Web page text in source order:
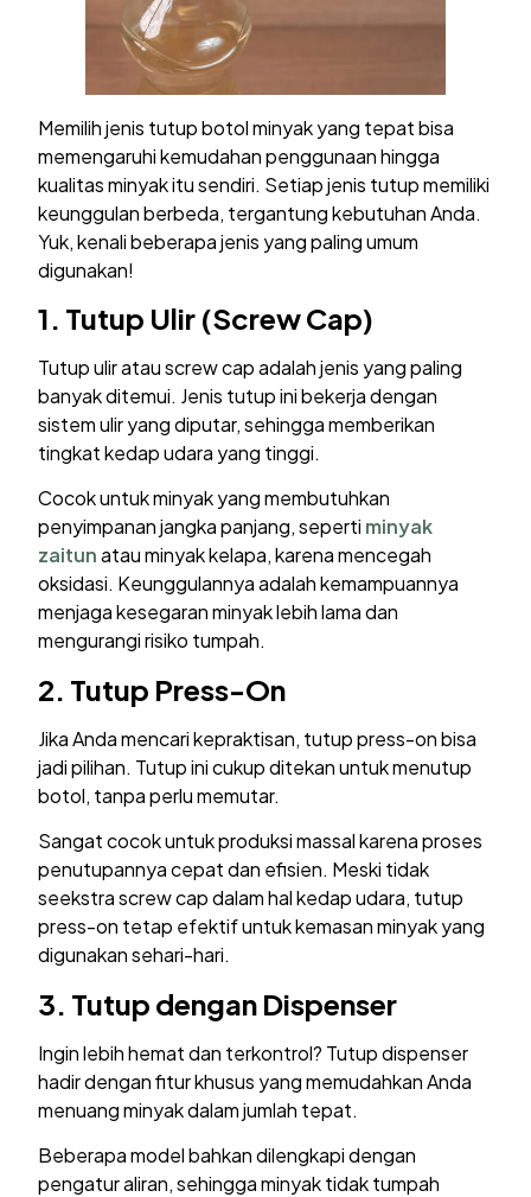
Memilih jenis tutup botol minyak yang tepat bisa
memengaruhi kemudahan penggunaan hingga
kualitas minyak itu sendiri. Setiap jenis tutup memiliki
keunggulan berbeda, tergantung kebutuhan Anda.
Yuk, kenali beberapa jenis yang paling umum
digunakan!
1. Tutup Ulir (Screw Cap)
Tutup ulir atau screw cap adalah jenis yang paling
banyak ditemui. Jenis tutup ini bekerja dengan
sistem ulir yang diputar, sehingga memberikan
tingkat kedap udara yang tinggi.
Cocok untuk minyak yang membutuhkan
penyimpanan jangka panjang, seperti minyak
zaitunatau minyak kelapa, karena mencegah
oksidasi. Keunggulannya adalah kemampuannya
menjaga kesegaran minyak lebih lama dan
mengurangi risiko tumpah.
2. Tutup Press-On
Jika Anda mencari kepraktisan, tutup press-on bisa
jadi pilihan. Tutup ini cukup ditekan untuk menutup
botol, tanpa perlu memutar.
Sangat cocok untuk produksi massal karena proses
penutupannya cepat dan efisien. Meski tidak
seekstra screw cap dalam hal kedap udara, tutup
press-on tetap efektif untuk kemasan minyak yang
digunakan sehari-hari.
3. Tutup dengan Dispenser
Ingin lebih hemat dan terkontrol? Tutup dispenser
hadir dengan fitur khusus yang memudahkan Anda
menuang minyak dalam jumlah tepat.
Beberapa model bahkan dilengkapi dengan
pengatur aliran, sehingga minyak tidak tumpah